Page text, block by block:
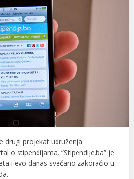
drugi projekat udruženja
o stipendijama, “Stipendije.ba” je
i evo danas svečano zakoračio u